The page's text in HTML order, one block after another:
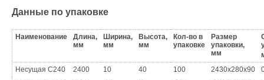
Данные по упаковке
Наименование
Длина,
мм
Ширина,
мм
Высота,
мм
Кол-во в
упаковке
Размер
упаковки,
мм
Несущая С240
2400 10 40 100 2430x280x90